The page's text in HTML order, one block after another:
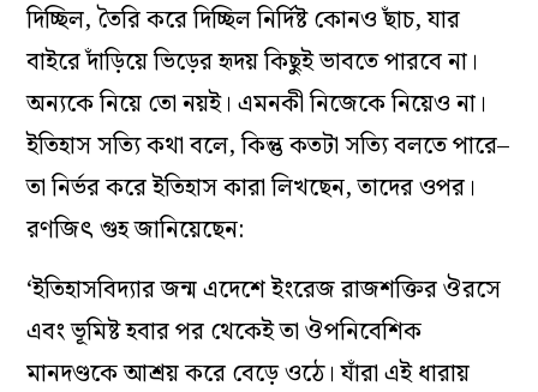
দিচ্ছিল, তৈরি করে দিচ্ছিল নির্দিষ্ট কোনও ছাঁচ, যার
বাইরে দাঁড়িয়ে ভিড়ের হৃদয় কিছুই ভাবতে পারবে না।
অন্যকে নিয়ে তো নয়ই। এমনকী নিজেকে নিয়েও না।
ইতিহাস সত্যি কথা বলে, কিন্তু কতটা সত্যি বলতে পারে–
তা নির্ভর করে ইতিহাস কারা লিখছেন, তাদের ওপর।
রণজিৎ গুহ জানিয়েছেন:
‘ইতিহাসবিদ্যার জন্ম এদেশে ইংরেজ রাজশক্তির ঔরসে
এবং ভূমিষ্ট হবার পর থেকেই তা ঔপনিবেশিক
মানদণ্ডকে আশ্রয় করে বেড়ে ওঠে। যাঁরা এই ধারায়